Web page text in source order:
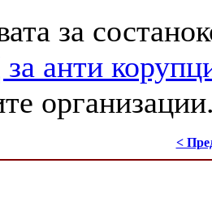
за
анти
<